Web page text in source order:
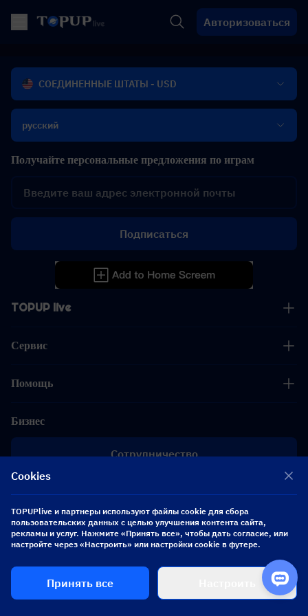
Авторизоваться
СОЕДИНЕННЫЕ ШТАТЫ - USD
русский
TOPUP live
Сервис
Помощь
Бизнес
Сотрудничество
[email protected]
Получайте персональные предложения по играм
Подписаться
Подписывайтесь на нас
Copyright 2026 SEA WHALE TECHNOLOGY PTE.LTD. All Rights Reserved.
Cookies
TOPUPlive и партнеры используют файлы cookie для сбора
пользовательских данных с целью улучшения контента сайта,
рекламы и услуг. Нажмите «Принять все», чтобы дать согласие, или
настройте через «Настроить» или настройки cookie в футере.
Принять все